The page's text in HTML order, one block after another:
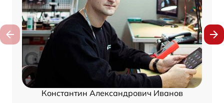
Константин Александрович Иванов